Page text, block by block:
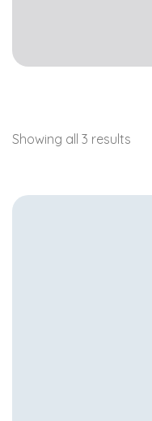
Showing all 3 results